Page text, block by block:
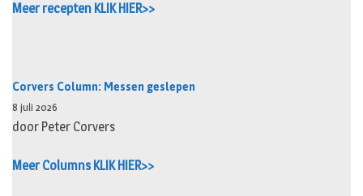
Meer recepten KLIK HIER>>
Corvers Column: Messen geslepen
8 juli 2026
door Peter Corvers
Meer Columns KLIK HIER>>